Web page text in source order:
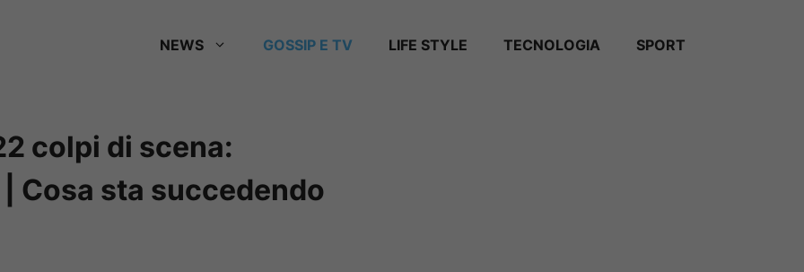
NEWS GOSSIP E TV LIFE STYLE TECNOLOGIA SPORT
colpi di scena:
Cosa sta succedendo